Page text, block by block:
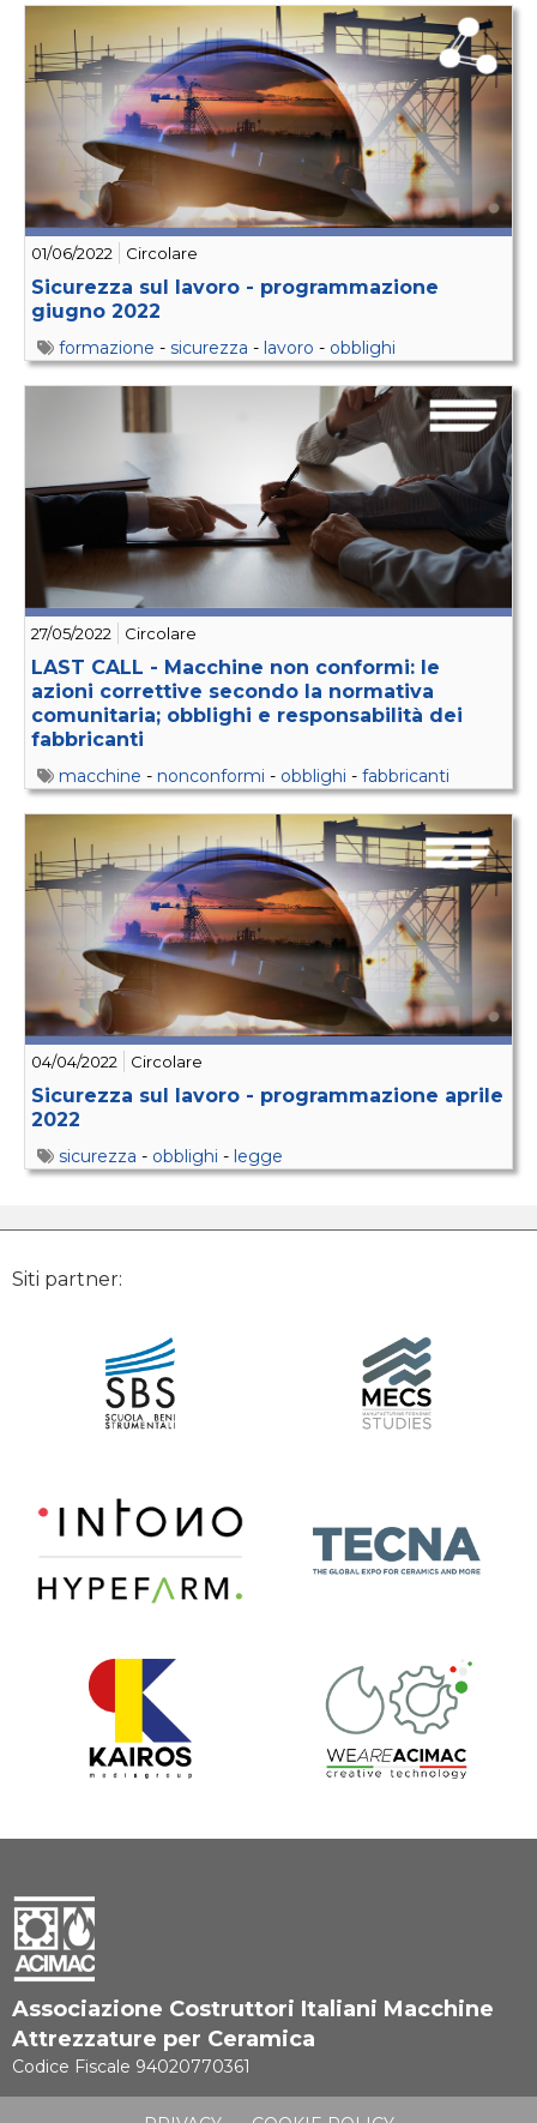
01/06/2022 Circolare
Sicurezza sul lavoro - programmazione
giugno 2022
formazione - sicurezza - lavoro - obblighi
27/05/2022 Circolare
LAST CALL - Macchine non conformi: le
azioni correttive secondo la normativa
comunitaria; obblighi e responsabilità dei
fabbricanti
macchine - nonconformi - obblighi - fabbricanti
04/04/2022 Circolare
Sicurezza sul lavoro - programmazione aprile
2022
sicurezza - obblighi - legge
Siti partner:
Associazione Costruttori Italiani Macchine
Attrezzature per Ceramica
Codice Fiscale 94020770361